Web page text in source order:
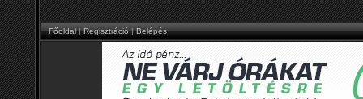
Főoldal|Regisztráció|Belépés